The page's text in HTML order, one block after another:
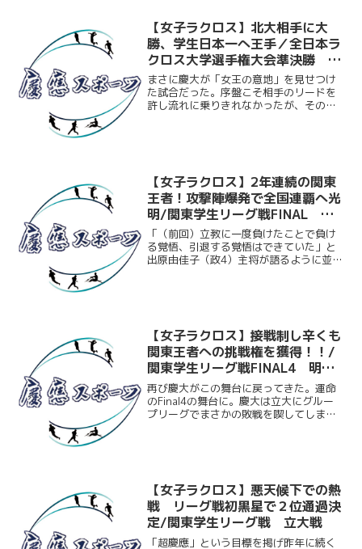
【女子ラクロス】北大相手に大
勝、学生日本一へ王手／全日本ラ
クロス大学選手権大会準決勝 北
大戦
まさに慶大が「女王の意地」を見せつけ
た試合だった。序盤こそ相手のリードを
許し流れに乗りきれなかったが、その後
【女子ラクロス】2年連続の関東
王者！攻撃陣爆発で全国連覇へ光
明/関東学生リーグ戦FINAL 立
大戦
「（前回）立教に一度負けたことで負け
る覚悟、引退する覚悟はできていた」と
出原由佳子（政4）主将が語るように並々
【女子ラクロス】接戦制し辛くも
関東王者への挑戦権を獲得！！/
関東学生リーグ戦FINAL4 明大
戦
再び慶大がこの舞台に戻ってきた。運命
のFinal4の舞台に。慶大は立大にグルー
プリーグでまさかの敗戦を喫してしまい
【女子ラクロス】悪天候下での熱
戦 リーグ戦初黒星で２位通過決
定/関東学生リーグ戦 立大戦
「超慶應」という目標を掲げ昨年に続く